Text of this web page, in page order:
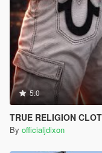
5.0
TRUE RELIGION
By officialjdixon